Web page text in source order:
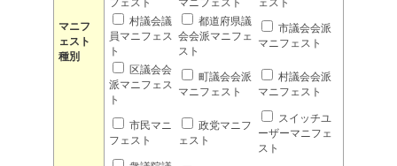
マニフ
ェスト
種別
フェスト
マニフェスト
ェスト
村議会議
員マニフェス
ト
都道府県議
会会派マニフェ
スト
市議会会派
マニフェスト
区議会会
派マニフェス
ト
町議会会派
マニフェスト
村議会会派
マニフェスト
市民マニ
フェスト
政党マニフ
ェスト
スイッチユ
ーザーマニフェ
スト